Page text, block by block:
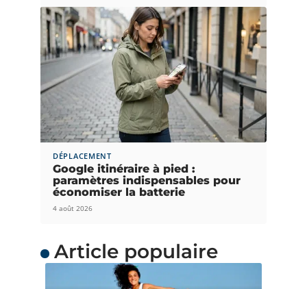
DÉPLACEMENT
Google itinéraire à pied :
paramètres indispensables pour
économiser la batterie
4 août 2026
Article populaire